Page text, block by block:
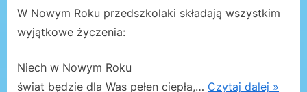
W Nowym Roku przedszkolaki składają wszystkim
wyjątkowe życzenia:
Niech w Nowym Roku
świat będzie dla Was pełen ciepła,… Czytaj dalej »